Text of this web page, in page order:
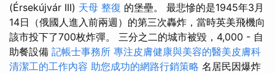
(Érsekújvár III) 天母 整復 的堡壘。 最悲慘的是1945年3月
14日（俄國人進入前兩週）的第三次轟炸，當時英美飛機向
該市投下了700枚炸彈。 三分之二的城市被毀，4,000 - 自
助餐設備 記帳士事務所 專注皮膚健康與美容的醫美皮膚科
清潔工的工作內容 助您成功的網路行銷策略 名居民因爆炸